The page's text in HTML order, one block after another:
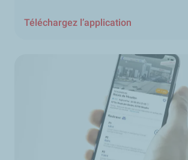
Téléchargez l’application